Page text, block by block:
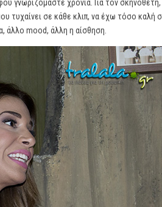
γνωριζόμαστε χρόνια. Για τον
τυχαίνει σε κάθε κλιπ, να έχω τόσο καλή
άλλο mood, άλλη η αίσθηση.